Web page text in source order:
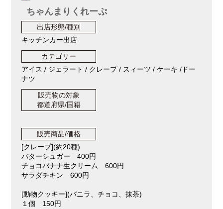
ちゃんまりくれーぷ
出店形態/種別
キッチンカー出店
カテゴリー
アイス / ジェラート / クレープ / スィーツ / ケーキ /ドー
ナツ
販売物の対象
都道府県/国籍
販売商品/価格
[クレープ](約20種)
バターシュガー 400円
チョコバナナ生クリーム 600円
サラダチキン 600円
[動物クッキー](バニラ、チョコ、抹茶)
１個 150円